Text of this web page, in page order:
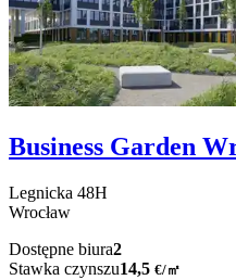
Business Garden
Legnicka 48H
Wrocław
Dostępne biura2
Stawka czynszu14,5 €/㎡